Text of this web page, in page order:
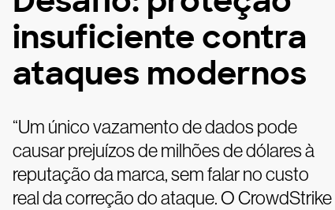
insuficiente contra
ataques modernos
“Um único vazamento de dados pode
causar prejuízos de milhões de dólares à
reputação da marca, sem falar no custo
real da correção do ataque. O CrowdStrike